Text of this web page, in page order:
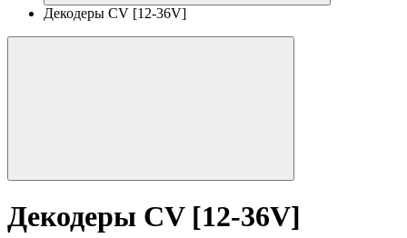
Декодеры CV [12-36V]
Декодеры CV [12-36V]